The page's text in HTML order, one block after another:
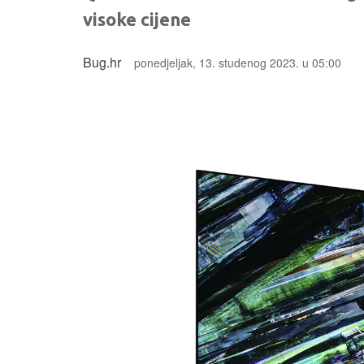
visoke cijene
Bug.hr ponedjeljak, 13. studenog 2023. u 05:00